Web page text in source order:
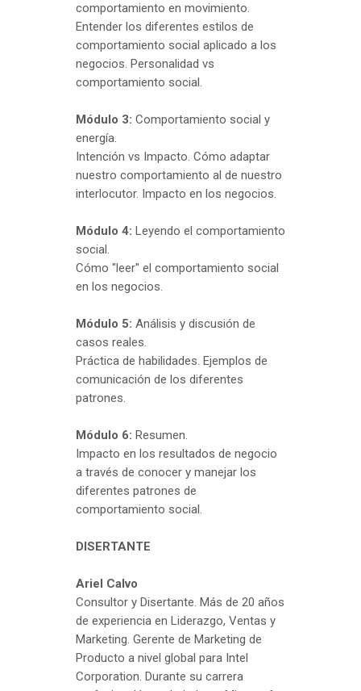
comportamiento en movimiento.
Entender los diferentes estilos de
comportamiento social aplicado a los
negocios. Personalidad vs
comportamiento social.
Módulo 3: Comportamiento social y
energía.
Intención vs Impacto. Cómo adaptar
nuestro comportamiento al de nuestro
interlocutor. Impacto en los negocios.
Módulo 4: Leyendo el comportamiento
social.
Cómo "leer" el comportamiento social
en los negocios.
Módulo 5: Análisis y discusión de
casos reales.
Práctica de habilidades. Ejemplos de
comunicación de los diferentes
patrones.
Módulo 6: Resumen.
Impacto en los resultados de negocio
a través de conocer y manejar los
diferentes patrones de
comportamiento social.
DISERTANTE
Ariel Calvo
Consultor y Disertante. Más de 20 años
de experiencia en Liderazgo, Ventas y
Marketing. Gerente de Marketing de
Producto a nivel global para Intel
Corporation. Durante su carrera